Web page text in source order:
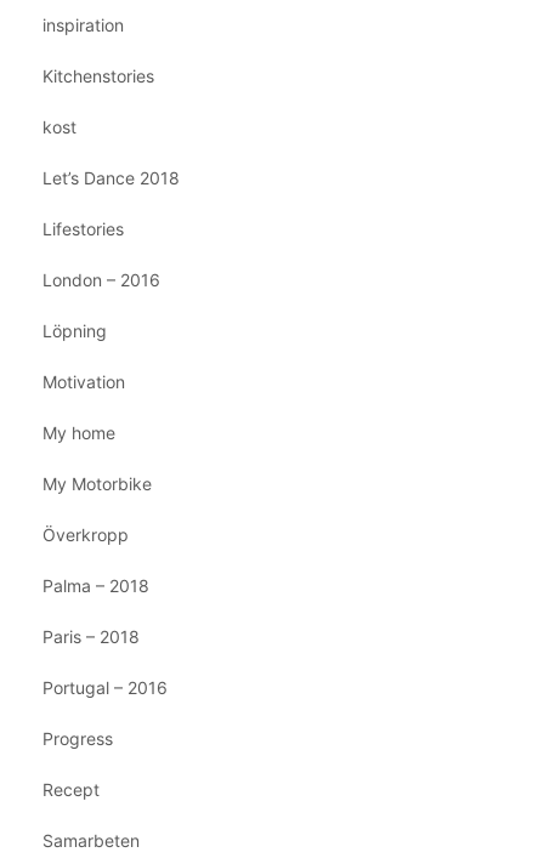
inspiration
Kitchenstories
kost
Let’s Dance 2018
Lifestories
London – 2016
Löpning
Motivation
My home
My Motorbike
Överkropp
Palma – 2018
Paris – 2018
Portugal – 2016
Progress
Recept
Samarbeten